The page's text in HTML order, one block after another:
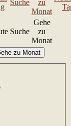
Suche
Gehe
zu
Monat
zu Monat